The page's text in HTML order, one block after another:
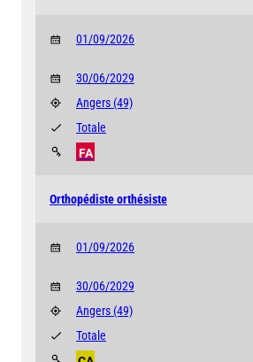
01/09/2026
30/06/2029
Angers (49)
FA
Totale
Orthopédiste orthésiste
01/09/2026
30/06/2029
Angers (49)
Totale